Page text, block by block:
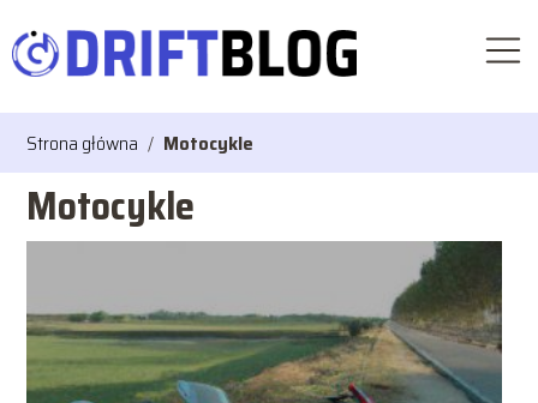
Strona główna / Motocykle
Motocykle